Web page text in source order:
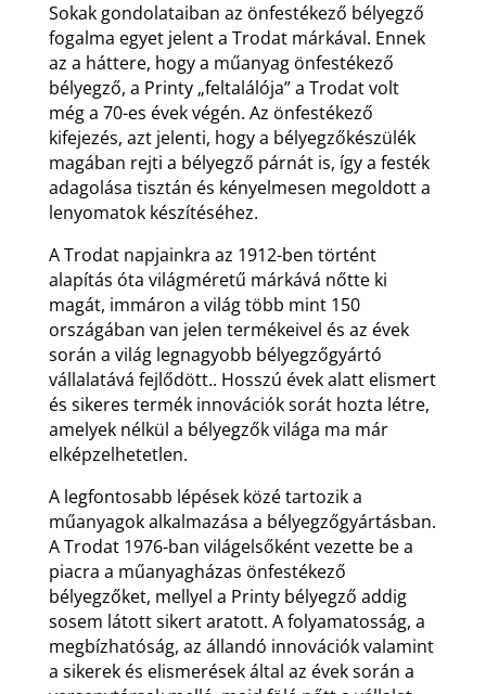
Sokak gondolataiban az önfestékező bélyegző
fogalma egyet jelent a Trodat márkával. Ennek
az a háttere, hogy a műanyag önfestékező
bélyegző, a Printy „feltalálója” a Trodat volt
még a 70-es évek végén. Az önfestékező
kifejezés, azt jelenti, hogy a bélyegzőkészülék
magában rejti a bélyegző párnát is, így a festék
adagolása tisztán és kényelmesen megoldott a
lenyomatok készítéséhez.
A Trodat napjainkra az 1912-ben történt
alapítás óta világméretű márkává nőtte ki
magát, immáron a világ több mint 150
országában van jelen termékeivel és az évek
során a világ legnagyobb bélyegzőgyártó
vállalatává fejlődött.. Hosszú évek alatt elismert
és sikeres termék innovációk sorát hozta létre,
amelyek nélkül a bélyegzők világa ma már
elképzelhetetlen.
A legfontosabb lépések közé tartozik a
műanyagok alkalmazása a bélyegzőgyártásban.
A Trodat 1976-ban világelsőként vezette be a
piacra a műanyagházas önfestékező
bélyegzőket, mellyel a Printy bélyegző addig
sosem látott sikert aratott. A folyamatosság, a
megbízhatóság, az állandó innovációk valamint
a sikerek és elismerések által az évek során a